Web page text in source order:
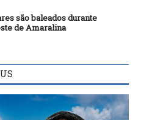
são baleados durante
de Amaralina